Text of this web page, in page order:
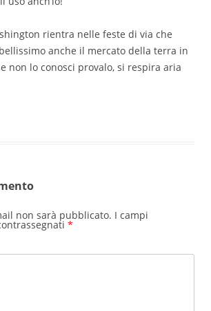
rientra nelle feste di via che
anche il mercato della terra in
non lo conosci provalo, si respira aria
non sarà pubblicato. I campi
*